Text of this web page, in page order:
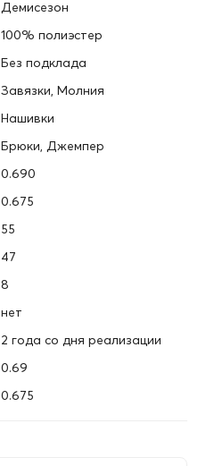
Демисезон
100% полиэстер
Без подклада
Завязки, Молния
Нашивки
Брюки, Джемпер
0.690
0.675
55
47
8
нет
2 года со дня реализации
0.69
0.675